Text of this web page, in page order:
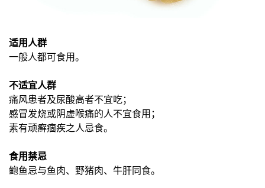
适用人群
一般人都可食用。
不适宜人群
痛风患者及尿酸高者不宜吃；
感冒发烧或阴虚喉痛的人不宜食用；
素有顽癣痼疾之人忌食。
食用禁忌
鲍鱼忌与鱼肉、野猪肉、牛肝同食。